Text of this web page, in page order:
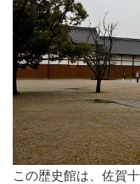
この歴史館は、佐賀